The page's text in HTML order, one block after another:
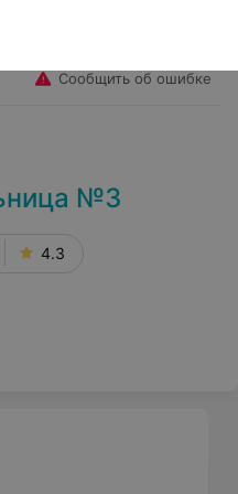
Сообщить об ошибке
№3
4.3